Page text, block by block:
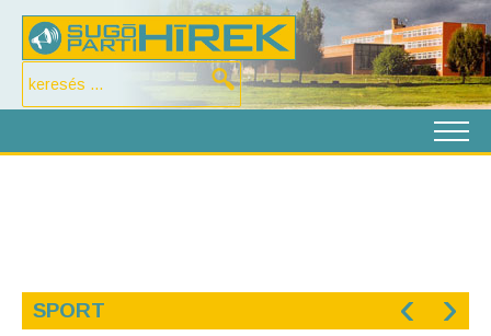
SPORT ‹ ›